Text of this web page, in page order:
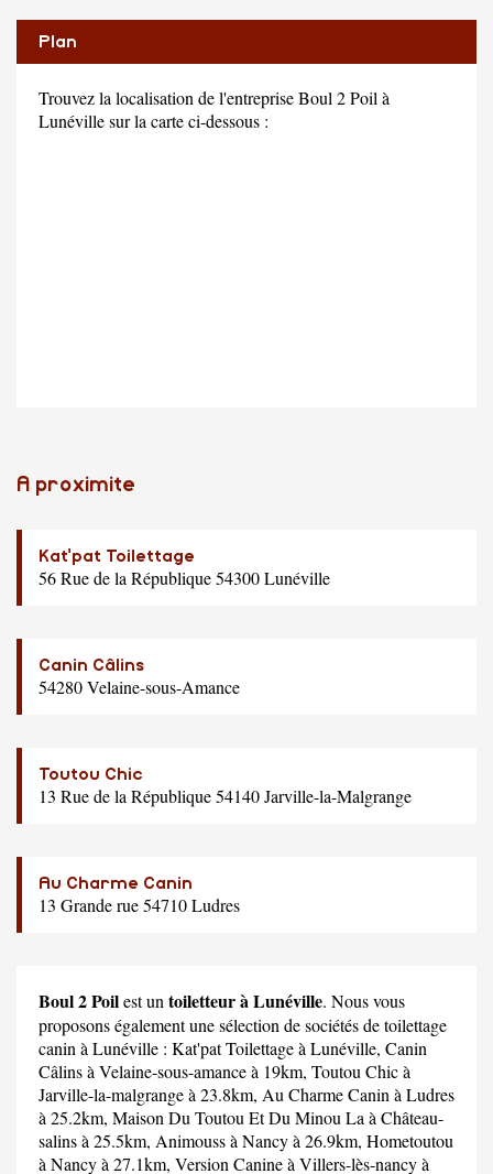
Plan
Trouvez la localisation de l'entreprise Boul 2 Poil à
Lunéville sur la carte ci-dessous :
A proximite
Kat'pat Toilettage
56 Rue de la République 54300 Lunéville
Canin Câlins
54280 Velaine-sous-Amance
Toutou Chic
13 Rue de la République 54140 Jarville-la-Malgrange
Au Charme Canin
13 Grande rue 54710 Ludres
Boul 2 Poilest un toiletteur à Lunéville. Nous vous
proposons également une sélection de sociétés de toilettage
canin à Lunéville : Kat'pat Toilettageà Lunéville, Canin
Câlinsà Velaine-sous-amance à 19km, Toutou Chicà
Jarville-la-malgrange à 23.8km, Au Charme Canin à Ludres
à 25.2km, Maison Du Toutou Et Du Minou La à Château-
salins à 25.5km, Animoussà Nancy à 26.9km, Hometoutou
à Nancy à 27.1km, Version Canineà Villers-lès-nancy à